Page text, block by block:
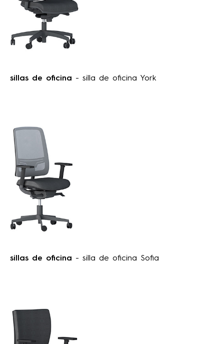
sillas de oficina - silla de oficina York
sillas de oficina - silla de oficina Sofia